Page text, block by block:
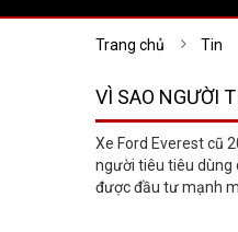
Trang chủ Tin
VÌ SAO NGƯỜI
Xe Ford Everest cũ
người tiêu tiêu dùng
được đầu tư mạnh